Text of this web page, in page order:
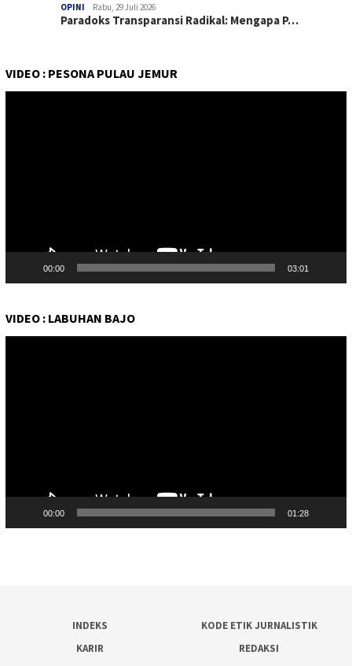
OPINI Rabu, 29 Juli 2026
Paradoks Transparansi Radikal: Mengapa P…
VIDEO : PESONA PULAU JEMUR
00:00 03:01
VIDEO : LABUHAN BAJO
00:00 01:28
INDEKS
KODE ETIK JURNALISTIK
KARIR
REDAKSI